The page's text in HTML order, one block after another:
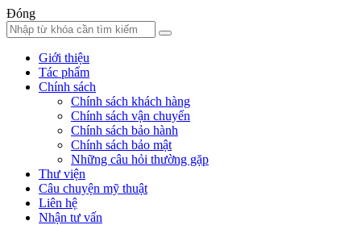
Đóng
Giới thiệu
Tác phẩm
Chính sách
Chính sách khách hàng
Chính sách vận chuyển
Chính sách bảo hành
Chính sách bảo mật
Những câu hỏi thường gặp
Thư viện
Câu chuyện mỹ thuật
Liên hệ
Nhận tư vấn